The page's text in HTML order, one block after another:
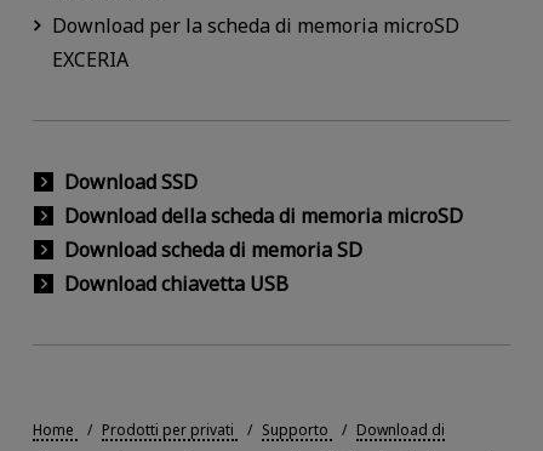
Download per la scheda di memoria microSD
EXCERIA
Download SSD
Download della scheda di memoria microSD
Download scheda di memoria SD
Download chiavetta USB
Home Prodotti per privati Supporto
Download di